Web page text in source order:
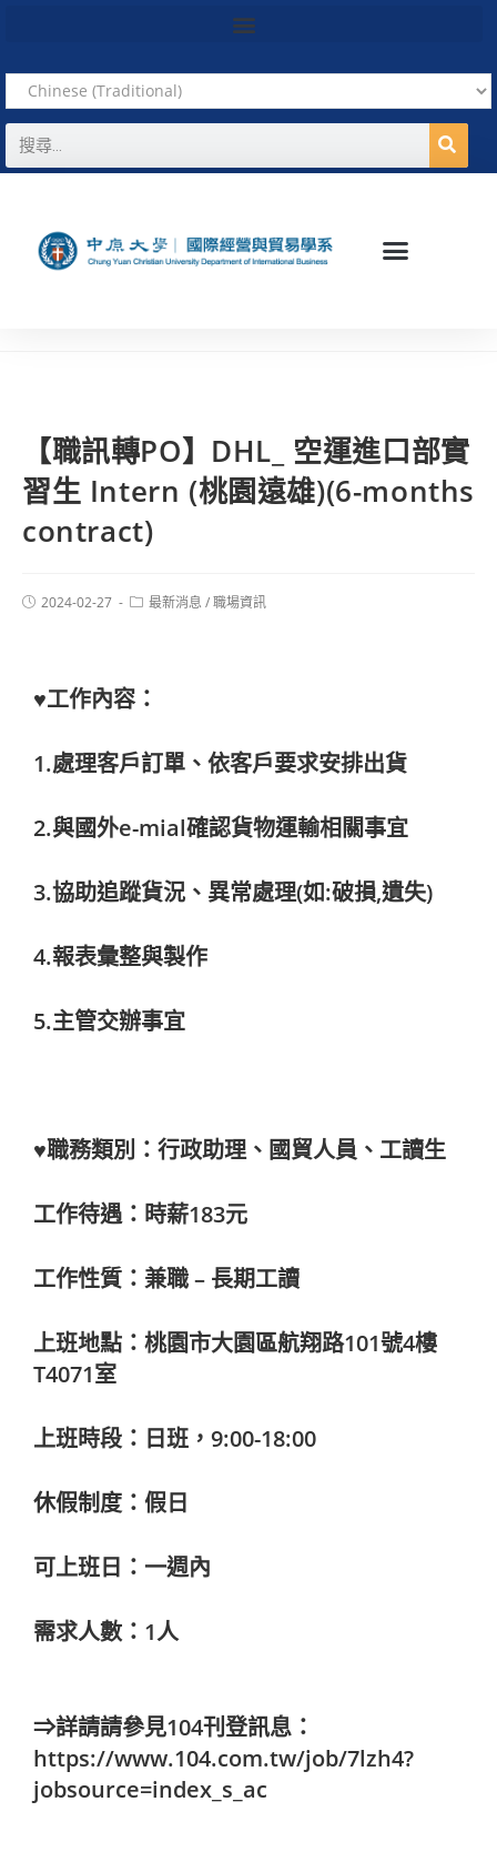
【職訊轉PO】DHL_ 空運進口部實
習生 Intern (桃園遠雄)(6-months
contract)
2024-02-27 最新消息 /職場資訊
♥工作內容：
1.處理客戶訂單、依客戶要求安排出貨
2.與國外e-mial確認貨物運輸相關事宜
3.協助追蹤貨況、異常處理(如:破損,遺失)
4.報表彙整與製作
5.主管交辦事宜
♥職務類別：行政助理、國貿人員、工讀生
工作待遇：時薪183元
工作性質：兼職 – 長期工讀
上班地點：桃園市大園區航翔路101號4樓
T4071室
上班時段：日班，9:00-18:00
休假制度：假日
可上班日：一週內
需求人數：1人
⇒詳請請參見104刊登訊息：
https://www.104.com.tw/job/7lzh4?
jobsource=index_s_ac